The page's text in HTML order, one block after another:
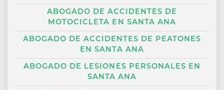
ABOGADO DE ACCIDENTES DE
MOTOCICLETA EN SANTA ANA
ABOGADO DE ACCIDENTES DE PEATONES
EN SANTA ANA
ABOGADO DE LESIONES PERSONALES EN
SANTA ANA